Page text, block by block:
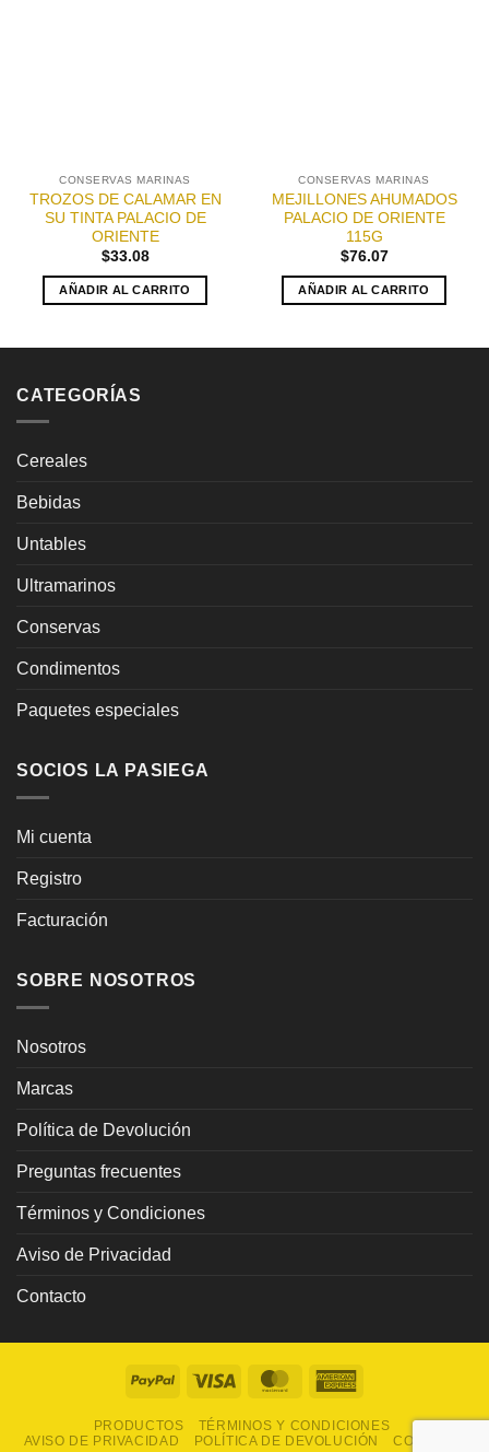
CONSERVAS MARINAS
TROZOS DE CALAMAR EN
SU TINTA PALACIO DE
ORIENTE
$33.08
AÑADIR AL CARRITO
CONSERVAS MARINAS
MEJILLONES AHUMADOS
PALACIO DE ORIENTE
115G
$76.07
AÑADIR AL CARRITO
CATEGORÍAS
Cereales
Bebidas
Untables
Ultramarinos
Conservas
Condimentos
Paquetes especiales
SOCIOS LA PASIEGA
Mi cuenta
Registro
Facturación
SOBRE NOSOTROS
Nosotros
Marcas
Política de Devolución
Preguntas frecuentes
Términos y Condiciones
Aviso de Privacidad
Contacto
PayPal Visa MasterCard
PRODUCTOS
TÉRMINOS Y CONDICIONES
AVISO DE PRIVACIDAD
POLÍTICA DE DEVOLUCIÓN CONTACTO